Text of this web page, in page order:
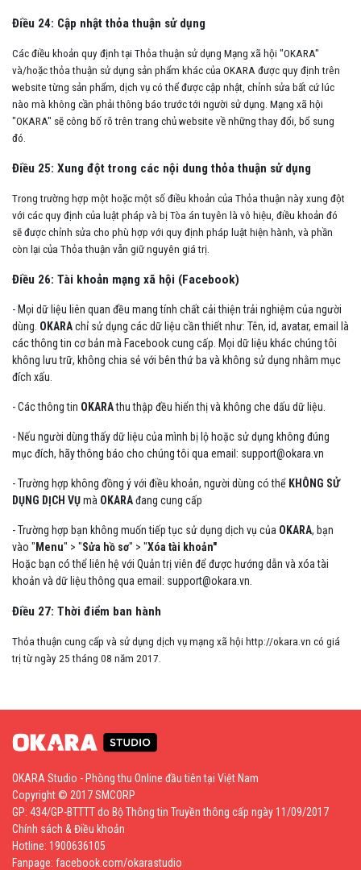
Điều 24: Cập nhật thỏa thuận sử dụng
Các điều khoản quy định tại Thỏa thuận sử dụng Mạng xã hội "OKARA"
và/hoặc thỏa thuận sử dụng sản phẩm khác của OKARA được quy định trên
website từng sản phẩm, dịch vụ có thể được cập nhật, chỉnh sửa bất cứ lúc
nào mà không cần phải thông báo trước tới người sử dụng. Mạng xã hội
"OKARA" sẽ công bố rõ trên trang chủ website về những thay đổi, bổ sung
đó.
Điều 25: Xung đột trong các nội dung thỏa thuận sử dụng
Trong trường hợp một hoặc một số điều khoản của Thỏa thuận này xung đột
với các quy định của luật pháp và bị Tòa án tuyên là vô hiệu, điều khoản đó
sẽ được chỉnh sửa cho phù hợp với quy định pháp luật hiện hành, và phần
còn lại của Thỏa thuận vẫn giữ nguyên giá trị.
Điều 26: Tài khoản mạng xã hội (Facebook)
- Mọi dữ liệu liên quan đều mang tính chất cải thiện trải nghiệm của người
dùng. OKARAchỉ sử dụng các dữ liệu cần thiết như: Tên, id, avatar, email là
các thông tin cơ bản mà Facebook cung cấp. Mọi dữ liệu khác chúng tôi
không lưu trữ, không chia sẻ với bên thứ ba và không sử dụng nhằm mục
đích xấu.
- Các thông tin OKARAthu thập đều hiển thị và không che dấu dữ liệu.
- Nếu người dùng thấy dữ liệu của mình bị lộ hoặc sử dụng không đúng
mục đích, hãy thông báo cho chúng tôi qua email: support@okara.vn
- Trường hợp không đồng ý với điều khoản, người dùng có thể KHÔNG SỬ
DỤNG DỊCH VỤmà OKARAđang cung cấp
- Trường hợp bạn không muốn tiếp tục sử dụng dịch vụ của OKARA, bạn
vào " Menu" > "Sửa hồ sơ" > "Xóa tài khoản"
Hoặc bạn có thể liên hệ với Quản trị viên để được hướng dẫn và xóa tài
khoản và dữ liệu thông qua email: support@okara.vn.
Điều 27: Thời điểm ban hành
Thỏa thuận cung cấp và sử dụng dịch vụ mạng xã hội http://okara.vn có giá
trị từ ngày 25 tháng 08 năm 2017.
OKARA Studio - Phòng thu Online đầu tiên tại Việt Nam
Copyright © 2017 SMCORP
GP: 434/GP-BTTTT do Bộ Thông tin Truyền thông cấp ngày 11/09/2017
Chính sách & Điều khoản
Hotline: 1900636105
Fanpage: facebook.com/okarastudio